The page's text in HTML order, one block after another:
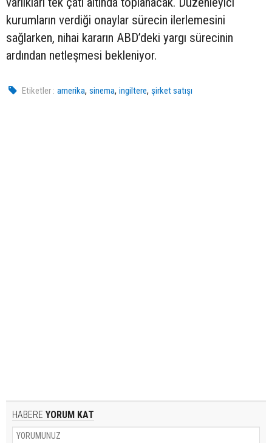
kurumların verdiği onaylar sürecin ilerlemesini
sağlarken, nihai kararın ABD’deki yargı sürecinin
ardından netleşmesi bekleniyor.
Etiketler : amerika,sinema,ingiltere,şirket satışı
HABERE YORUM KAT